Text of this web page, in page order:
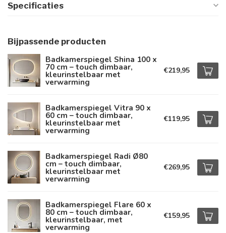
Specificaties
Bijpassende producten
Badkamerspiegel Shina 100 x
70 cm – touch dimbaar,
kleurinstelbaar met
verwarming
€219,95
Badkamerspiegel Vitra 90 x
60 cm – touch dimbaar,
kleurinstelbaar met
verwarming
€119,95
Badkamerspiegel Radi Ø80
cm – touch dimbaar,
kleurinstelbaar met
verwarming
€269,95
Badkamerspiegel Flare 60 x
80 cm – touch dimbaar,
kleurinstelbaar, met
verwarming
€159,95